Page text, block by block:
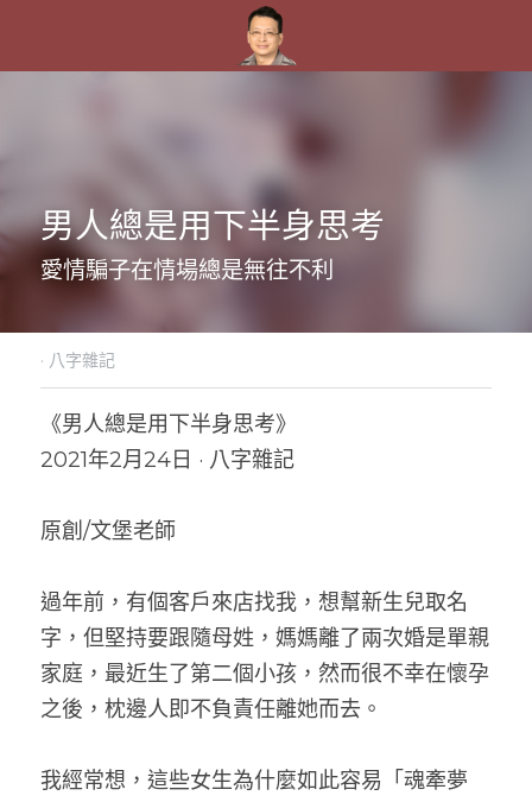
男人總是用下半身思考
愛情騙子在情場總是無往不利
· 八字雜記
《男人總是用下半身思考》
2021年2月24日 · 八字雜記
原創/文堡老師
過年前，有個客戶來店找我，想幫新生兒取名
字，但堅持要跟隨母姓，媽媽離了兩次婚是單親
家庭，最近生了第二個小孩，然而很不幸在懷孕
之後，枕邊人即不負責任離她而去。
我經常想，這些女生為什麼如此容易「魂牽夢